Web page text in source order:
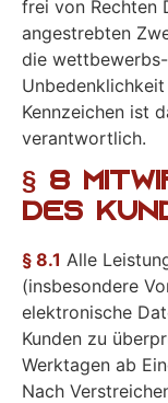
frei von Rechten
angestrebten
die
Kennzeichen ist
verantwortlich.
§ 8
des
§ 8.1 Alle
(insbesondere
elektronische
Kunden zu
Werktagen ab
Nach